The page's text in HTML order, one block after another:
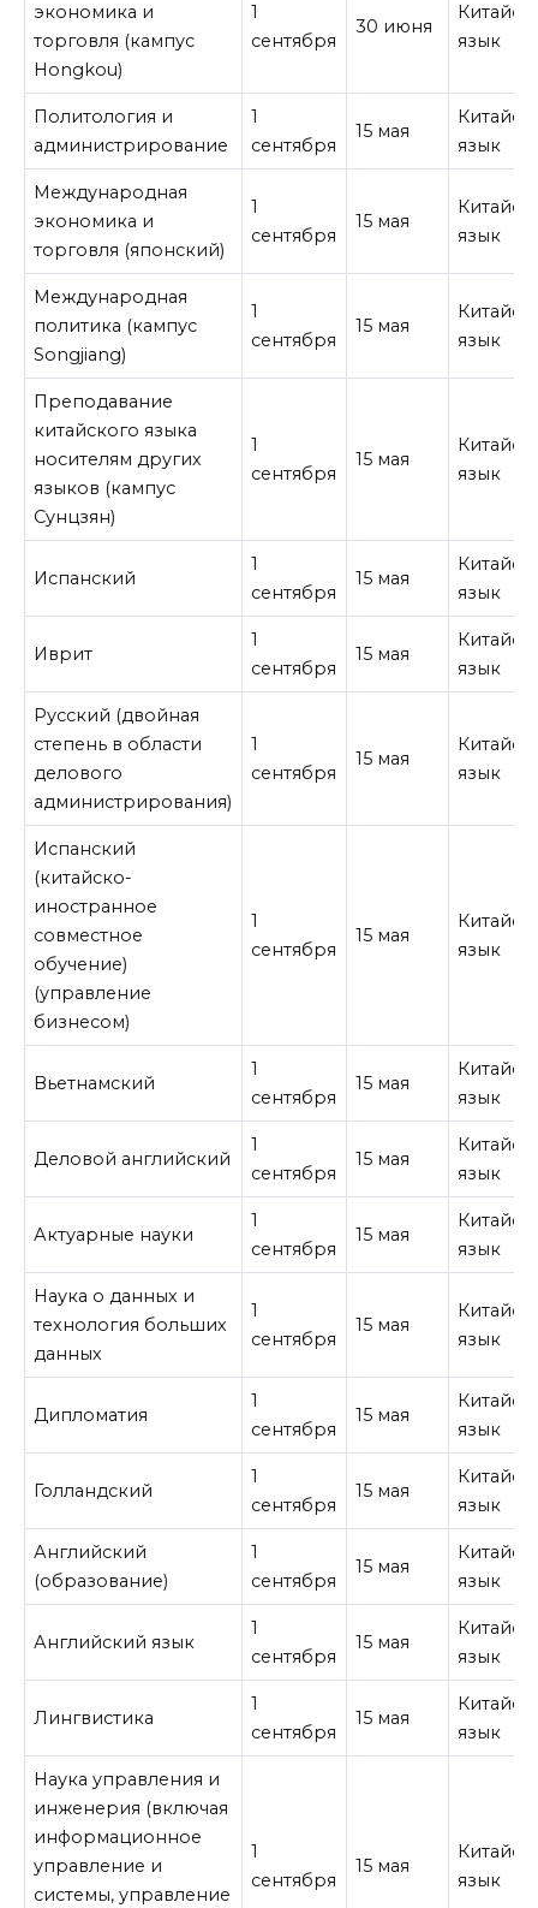
экономика и
торговля (кампус
Hongkou)
1
сентября
30 июня
язык
Политология и
администрирование
1
сентября
15 мая
язык
Международная
экономика и
торговля (японский)
1
сентября
15 мая
язык
Международная
политика (кампус
Songjiang)
1
сентября
15 мая
язык
Преподавание
китайского языка
носителям других
языков (кампус
Сунцзян)
1
сентября
15 мая
язык
Испанский
1
сентября
15 мая
язык
Иврит
1
сентября
15 мая
язык
Русский (двойная
степень в области
делового
администрирования)
1
сентября
15 мая
язык
Испанский
(китайско-
иностранное
совместное
обучение)
(управление
бизнесом)
1
сентября
15 мая
язык
Вьетнамский
1
сентября
15 мая
язык
Деловой английский
1
сентября
15 мая
язык
Актуарные науки
1
сентября
15 мая
язык
Наука о данных и
технология больших
данных
1
сентября
15 мая
язык
Дипломатия
1
сентября
15 мая
язык
Голландский
1
сентября
15 мая
язык
Английский
(образование)
1
сентября
15 мая
язык
Английский язык
1
сентября
15 мая
язык
Лингвистика
1
сентября
15 мая
язык
Наука управления и
инженерия (включая
информационное
управление и
системы, управление
1
сентября
15 мая
язык